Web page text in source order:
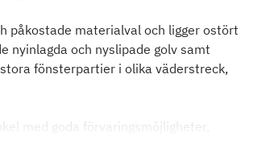
påkostade materialval och ligger ostört
nyinlagda och nyslipade golv samt
fönsterpartier i olika väderstreck,
med goda förvaringsmöjligheter,